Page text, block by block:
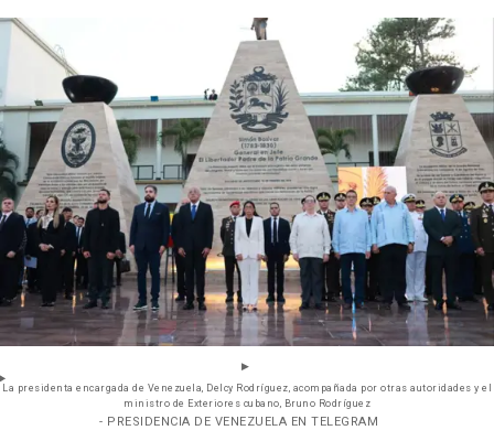
La presidenta encargada de Venezuela, Delcy Rodríguez, acompañada por otras autoridades y el
ministro de Exteriores cubano, Bruno Rodríguez
- PRESIDENCIA DE VENEZUELA EN TELEGRAM